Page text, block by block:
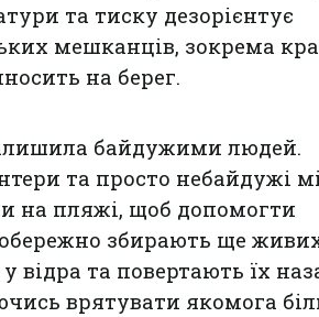
та тиску дезорієнтує
мешканців, зокрема
на берег.
байдужими людей.
та просто небайдужі
на пляжі, щоб допомогти
збирають ще
відра та повертають їх
врятувати якомога